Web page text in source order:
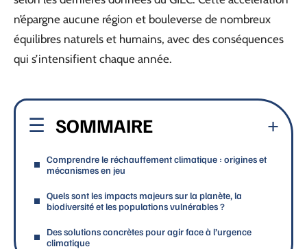
n’épargne aucune région et bouleverse de nombreux
équilibres naturels et humains, avec des conséquences
qui s’intensifient chaque année.
SOMMAIRE
Comprendre le réchauffement climatique : origines et
mécanismes en jeu
Quels sont les impacts majeurs sur la planète, la
biodiversité et les populations vulnérables ?
Des solutions concrètes pour agir face à l’urgence
climatique